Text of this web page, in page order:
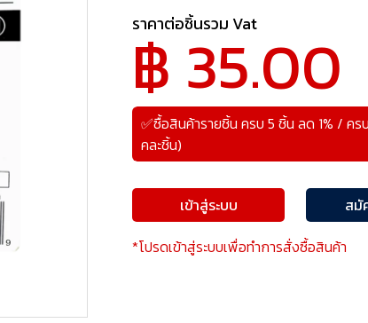
ราคาต่อชิ้นรวม Vat
฿ 35.00
✅ซื้อสินค้ารายชิ้น ครบ 5 ชิ้น ลด 1% / ค
คละชิ้น)
เข้าสู่ระบบ
สมั
*โปรดเข้าสู่ระบบเพื่อทำการสั่งซื้อสินค้า